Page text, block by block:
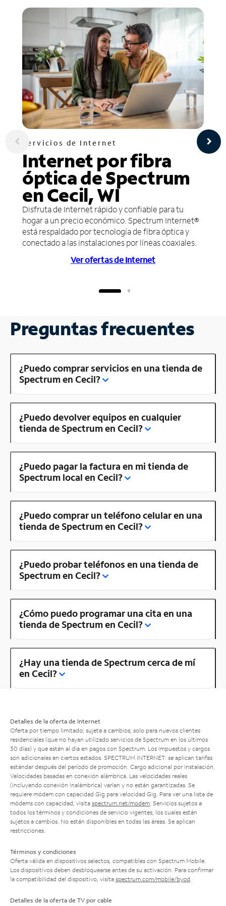
Servicios de Internet
Internet por fibra
óptica de Spectrum
en Cecil, WI
Disfruta de Internet rápido y confiable para tu
hogar a un precio económico. Spectrum Internet®
está respaldado por tecnología de fibra óptica y
conectado a las instalaciones por líneas coaxiales.
Ver ofertas de Internet
Preguntas frecuentes
¿Puedo comprar servicios en una tienda de
Spectrum en Cecil?
¿Puedo devolver equipos en cualquier
tienda de Spectrum en Cecil?
¿Puedo pagar la factura en mi tienda de
Spectrum local en Cecil?
¿Puedo comprar un teléfono celular en una
tienda de Spectrum en Cecil?
¿Puedo probar teléfonos en una tienda de
Spectrum en Cecil?
¿Cómo puedo programar una cita en una
tienda de Spectrum en Cecil?
¿Hay una tienda de Spectrum cerca de mí
en Cecil?
Detalles de la oferta de Internet
Oferta por tiempo limitado; sujeta a cambios; solo para nuevos clientes
residenciales (que no hayan utilizado servicios de Spectrum en los últimos
30 días) y que estén al día en pagos con Spectrum. Los impuestos y cargos
son adicionales en ciertos estados. SPECTRUM INTERNET: se aplican tarifas
estándar después del período de promoción. Cargo adicional por instalación.
Velocidades basadas en conexión alámbrica. Las velocidades reales
(incluyendo conexión inalámbrica) varían y no están garantizadas. Se
requiere módem con capacidad Gig para velocidad Gig. Para ver una lista de
módems con capacidad, visita spectrum.net/modem . Servicios sujetos a
todos los términos y condiciones de servicio vigentes, los cuales están
sujetos a cambios. No están disponibles en todas las áreas. Se aplican
restricciones.
Términos y condiciones
Oferta válida en dispositivos selectos, compatibles con Spectrum Mobile.
Los dispositivos deben desbloquearse antes de su activación. Para confirmar
la compatibilidad del dispositivo, visita spectrum.com/mobile/byod
Detalles de la oferta de TV por cable